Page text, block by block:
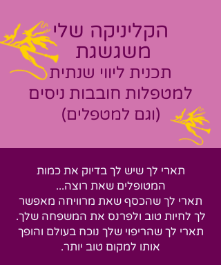
הקליניקה שלי
משגשגת
תכנית ליווי שנתית
למטפלות חובבות ניסים
(וגם למטפלים)
תארי לך שיש לך בדיוק את כמות
המטופלים שאת רוצה...
תארי לך שהכסף שאת מרוויחה מאפשר
לך לחיות טוב ולפרנס את המשפחה שלך.
תארי לך שהריפוי שלך נוכח בעולם והופך
אותו למקום טוב יותר.